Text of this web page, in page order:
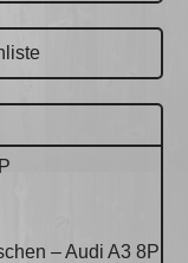
– Audi A3 8P